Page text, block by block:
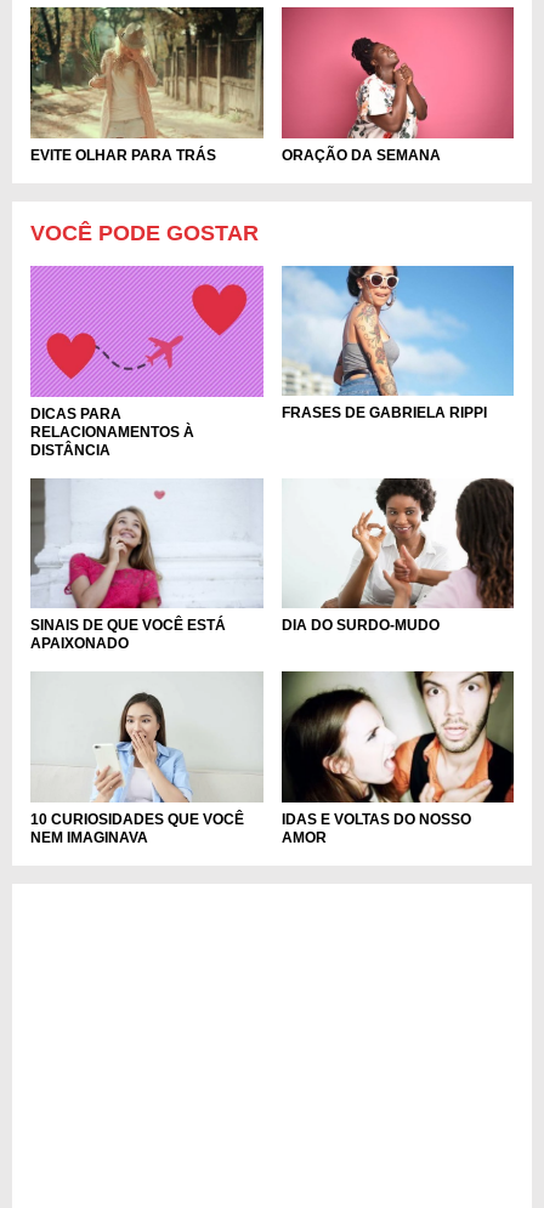
EVITE OLHAR PARA TRÁS ORAÇÃO DA SEMANA
VOCÊ PODE GOSTAR
DICAS PARA
RELACIONAMENTOS À
DISTÂNCIA
FRASES DE GABRIELA RIPPI
SINAIS DE QUE VOCÊ ESTÁ
APAIXONADO
DIA DO SURDO-MUDO
10 CURIOSIDADES QUE VOCÊ
NEM IMAGINAVA
IDAS E VOLTAS DO NOSSO
AMOR